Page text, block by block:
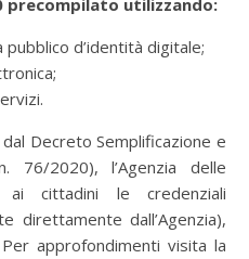
precompilato utilizzando:
pubblico d’identità digitale;
Decreto Semplificazione e
76/2020), l’Agenzia delle
cittadini le credenziali
direttamente dall’Agenzia),
approfondimenti visita la